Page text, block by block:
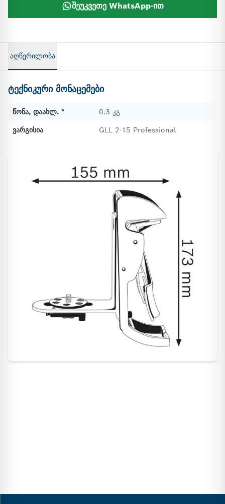
შეუკვეთე WhatsApp-ით
აღწერილობა
ტექნიკური მონაცემები
წონა, დაახლ. *
0.3 კგ
ვარგისია
GLL 2-15 Professional